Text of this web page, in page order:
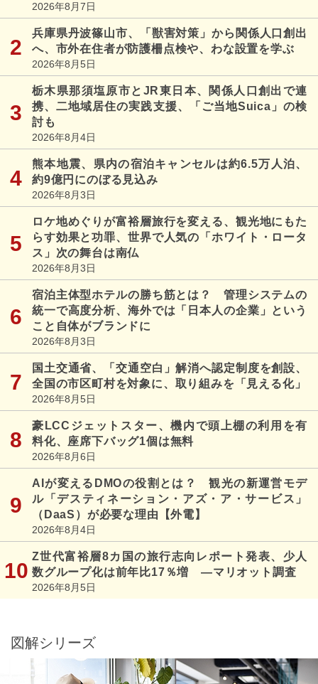
2026年8月7日
兵庫県丹波篠山市、「獣害対策」から関係人口創出
へ、市外在住者が防護柵点検や、わな設置を学ぶ
2026年8月5日
栃木県那須塩原市とJR東日本、関係人口創出で連
携、二地域居住の実践支援、「ご当地Suica」の検
討も
2026年8月4日
熊本地震、県内の宿泊キャンセルは約6.5万人泊、
約9億円にのぼる見込み
2026年8月3日
ロケ地めぐりが富裕層旅行を変える、観光地にもた
らす効果と功罪、世界で人気の「ホワイト・ロータ
ス」次の舞台は南仏
2026年8月3日
宿泊主体型ホテルの勝ち筋とは？ 管理システムの
統一で高度分析、海外では「日本人の企業」という
こと自体がブランドに
2026年8月3日
国土交通省、「交通空白」解消へ認定制度を創設、
全国の市区町村を対象に、取り組みを「見える化」
2026年8月5日
豪LCCジェットスター、機内で頭上棚の利用を有
料化、座席下バッグ1個は無料
2026年8月6日
AIが変えるDMOの役割とは？ 観光の新運営モデ
ル「デスティネーション・アズ・ア・サービス」
（DaaS）が必要な理由【外電】
2026年8月4日
Z世代富裕層8カ国の旅行志向レポート発表、少人
数グループ化は前年比17％増 ―マリオット調査
2026年8月5日
図解シリーズ